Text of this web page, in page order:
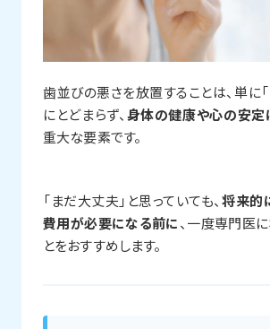
歯並びの悪さを放置することは、単に
にとどまらず、 身体の健康や心の安定
重大な要素です。
「まだ大丈夫」と思っていても、将来的
費用が必要になる前に、一度専門医
とをおすすめします。